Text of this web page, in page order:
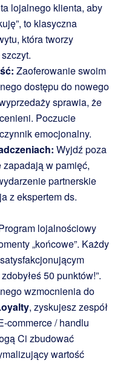
lojalnego klienta, aby
to klasyczna
która tworzy
Zaoferowanie swoim
dostępu do nowego
sprawia, że
Poczucie
emocjonalny.
Wyjdź poza
zapadają w pamięć,
partnerskie
z ekspertem ds.
lojalnościowy
„końcowe”. Każdy
50 punktów!”.
wzmocnienia do
, zyskujesz zespół
commerce / handlu
Ci zbudować
wartość